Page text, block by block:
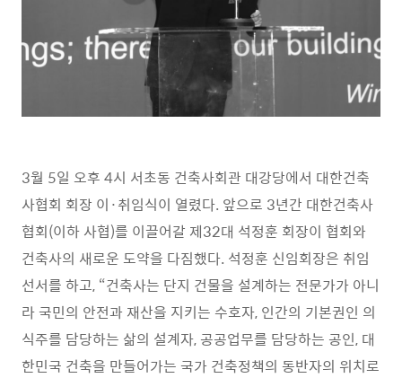
3월 5일 오후 4시 서초동 건축사회관 대강당에서 대한건축
사협회 회장 이 ·취임식이 열렸다. 앞으로 3년간 대한건축사
협회(이하 사협)를 이끌어갈 제32대 석정훈 회장이 협회와
건축사의 새로운 도약을 다짐했다. 석정훈 신임회장은 취임
선서를 하고, “건축사는 단지 건물을 설계하는 전문가가 아니
라 국민의 안전과 재산을 지키는 수호자, 인간의 기본권인 의
식주를 담당하는 삶의 설계자, 공공업무를 담당하는 공인, 대
한민국 건축을 만들어가는 국가 건축정책의 동반자의 위치로